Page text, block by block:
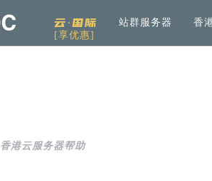
云·国际
[享优惠]
站群服务器 香
云服务器 Openstack KVM架构
香港云服务器帮助